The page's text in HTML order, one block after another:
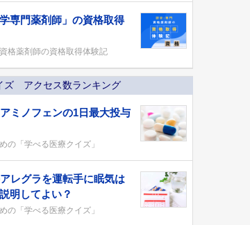
学専門薬剤師」の資格取得
格薬剤師の資格取得体験記
ズ アクセス数ランキング
ミノフェンの1日最大投与
の「学べる医療クイズ」
レグラを運転手に眠気は
明してよい？
の「学べる医療クイズ」